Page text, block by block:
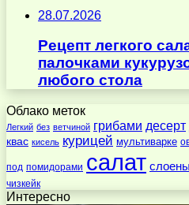
28.07.2026
Рецепт легкого
палочками
любого стола
Облако меток
Легкий без ветчиной грибами десерт
квас кисель курицей мультиварке
под помидорами салат
чизкейк
Интересно